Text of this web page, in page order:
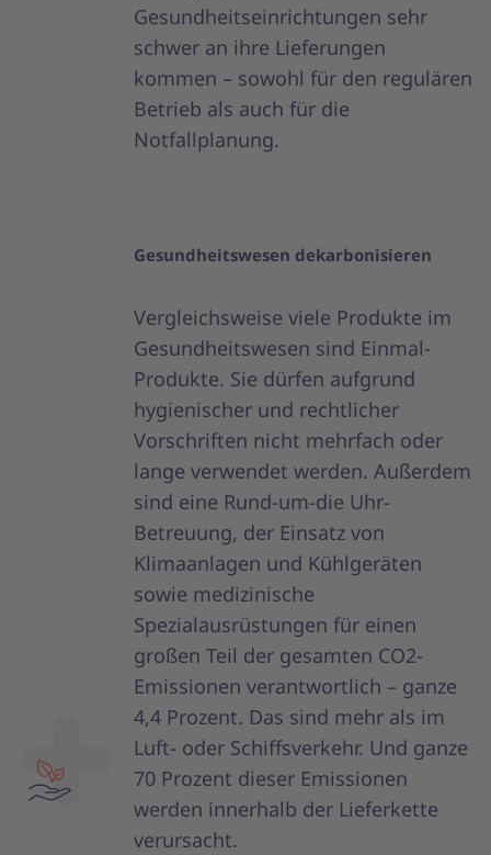
Gesundheitseinrichtungen sehr
schwer an ihre Lieferungen
kommen – sowohl für den regulären
Betrieb als auch für die
Notfallplanung.
Gesundheitswesen dekarbonisieren
Vergleichsweise viele Produkte im
Gesundheitswesen sind Einmal-
Produkte. Sie dürfen aufgrund
hygienischer und rechtlicher
Vorschriften nicht mehrfach oder
lange verwendet werden. Außerdem
sind eine Rund-um-die Uhr-
Betreuung, der Einsatz von
Klimaanlagen und Kühlgeräten
sowie medizinische
Spezialausrüstungen für einen
großen Teil der gesamten CO2-
Emissionen verantwortlich – ganze
4,4 Prozent. Das sind mehr als im
Luft- oder Schiffsverkehr. Und ganze
70 Prozent dieser Emissionen
werden innerhalb der Lieferkette
verursacht.